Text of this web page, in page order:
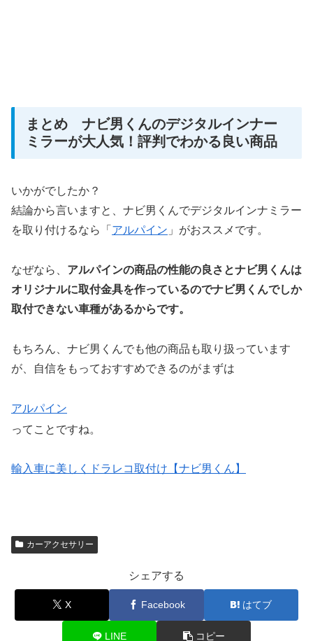
まとめ ナビ男くんのデジタルインナー
ミラーが大人気！評判でわかる良い商品
いかがでしたか？
結論から言いますと、ナビ男くんでデジタルインナミラー
を取り付けるなら「 アルパイン 」がおススメです。
なぜなら、 アルパインの商品の性能の良さとナビ男くんは
オリジナルに取付金具を作っているのでナビ男くんでしか
取付できない車種があるからです。
もちろん、ナビ男くんでも他の商品も取り扱っています
が、自信をもっておすすめできるのがまずは
アルパイン
ってことですね。
輸入車に美しくドラレコ取付け【ナビ男くん】
カーアクセサリー
シェアする
X Facebook はてブ
LINE コピー